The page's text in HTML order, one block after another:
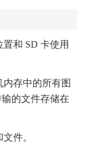
和 SD 卡使用
存中的所有图
的文件存储在
件。